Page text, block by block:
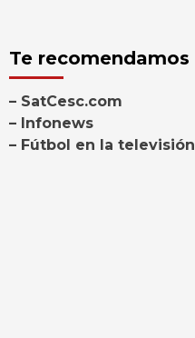
Te recomendamos
– SatCesc.com
– Infonews
– Fútbol en la televisión